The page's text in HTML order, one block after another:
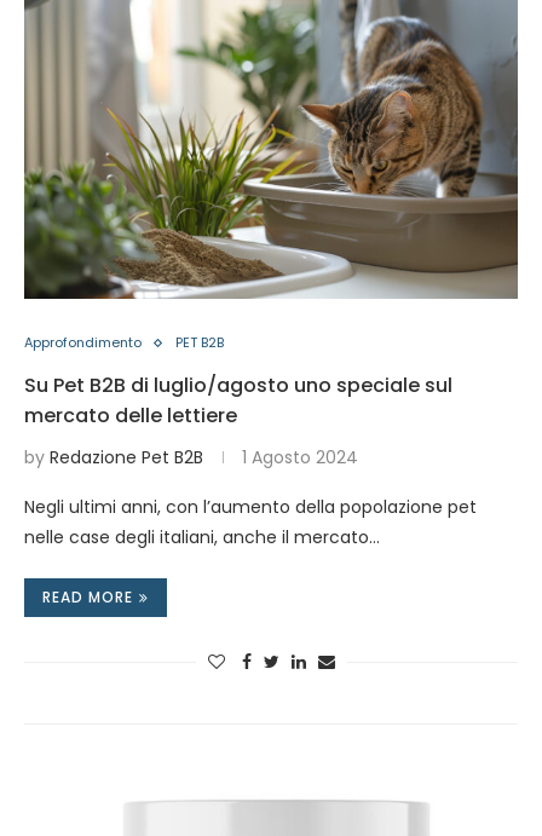
Approfondimento PET B2B
Su Pet B2B di luglio/agosto uno speciale sul
mercato delle lettiere
by Redazione Pet B2B 1 Agosto 2024
Negli ultimi anni, con l’aumento della popolazione pet
nelle case degli italiani, anche il mercato…
READ MORE